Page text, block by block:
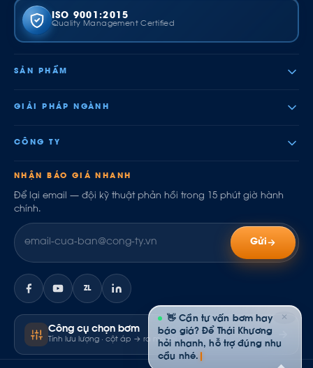
ISO 9001:2015
Quality Management Certified
SẢN PHẨM
GIẢI PHÁP NGÀNH
CÔNG TY
NHẬN BÁO GIÁ NHANH
Để lại email — đội kỹ thuật phản hồi trong 15 phút giờ hành
chính.
Gửi
ZL
Công cụ chọn bơm
Tính lưu lượng · cột áp → ra model
✕
👋 Cần tư vấn bơm hay
báo giá? Để Thái Khương
hỏi nhanh, hỗ trợ đúng nhu
cầu nhé.